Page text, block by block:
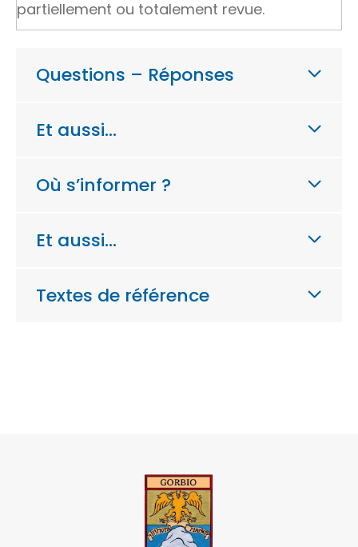
partiellement ou totalement revue.
Questions – Réponses
Et aussi…
Où s’informer ?
Et aussi…
Textes de référence